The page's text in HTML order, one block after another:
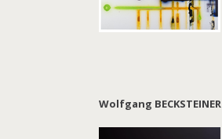
Wolfgang BECKSTEINER